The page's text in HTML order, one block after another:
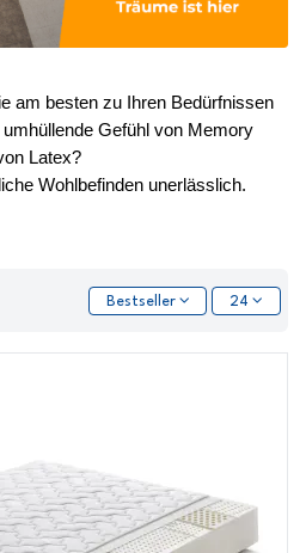
am besten zu Ihren Bedürfnissen
Gefühl von Memory
Latex?
Wohlbefinden unerlässlich.
Bestseller 24